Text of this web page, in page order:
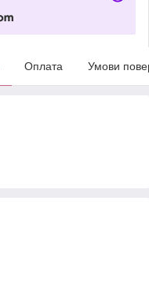
Оплата Умови